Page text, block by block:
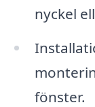
nyckel
fönster.